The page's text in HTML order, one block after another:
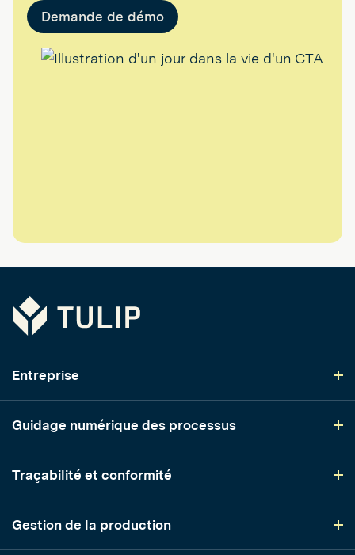
Demande de démo
Tulip
Entreprise
Guidage numérique des processus
Traçabilité et conformité
Gestion de la production